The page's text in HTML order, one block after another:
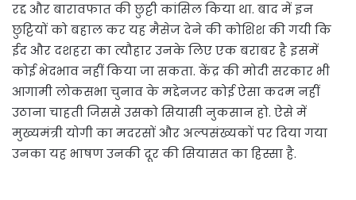
रद्द और बारावफात की छुट्टी कांसिल किया था. बाद में इन
छुट्टियों को बहाल कर यह मैसेज देने की कोशिश की गयी कि
ईद और दशहरा का त्यौहार उनके लिए एक बराबर है इसमें
कोई भेदभाव नहीं किया जा सकता. केंद्र की मोदी सरकार भी
आगामी लोकसभा चुनाव के मद्देनजर कोई ऐसा कदम नहीं
उठाना चाहती जिससे उसको सियासी नुकसान हो. ऐसे में
मुख्यमंत्री योगी का मदरसों और अल्पसंख्यकों पर दिया गया
उनका यह भाषण उनकी दूर की सियासत का हिस्सा है.